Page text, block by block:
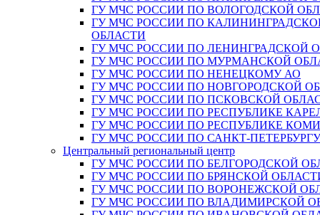
ГУ МЧС РОССИИ ПО ВОЛОГОДСКОЙ
ГУ МЧС РОССИИ ПО
ОБЛАСТИ
ГУ МЧС РОССИИ ПО ЛЕНИНГРАДСКОЙ
ГУ МЧС РОССИИ ПО МУРМАНСКОЙ
ГУ МЧС РОССИИ ПО НЕНЕЦКОМУ АО
ГУ МЧС РОССИИ ПО НОВГОРОДСКОЙ
ГУ МЧС РОССИИ ПО ПСКОВСКОЙ
ГУ МЧС РОССИИ ПО РЕСПУБЛИКЕ
ГУ МЧС РОССИИ ПО РЕСПУБЛИКЕ КОМИ
ГУ МЧС РОССИИ ПО САНКТ-ПЕТЕРБУРГУ
Центральный региональный центр
ГУ МЧС РОССИИ ПО БЕЛГОРОДСКОЙ
ГУ МЧС РОССИИ ПО БРЯНСКОЙ
ГУ МЧС РОССИИ ПО ВОРОНЕЖСКОЙ
ГУ МЧС РОССИИ ПО ВЛАДИМИРСКОЙ